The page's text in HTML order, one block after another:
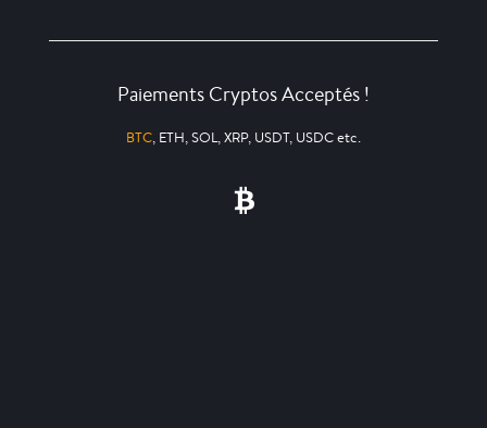
Paiements Cryptos Acceptés !
BTC, ETH, SOL, XRP, USDT, USDC etc.